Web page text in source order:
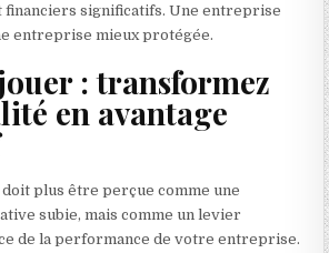
significatifs. Une entreprise
entreprise mieux protégée.
: transformez
en avantage
doit plus être perçue comme une
subie, mais comme un levier
de la performance de votre entreprise.